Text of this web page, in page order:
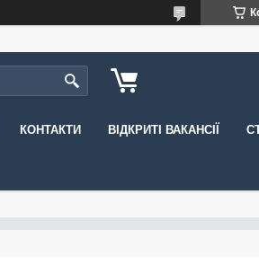
КОНТАКТИ ВІДКРИТІ ВАКАНСІЇ